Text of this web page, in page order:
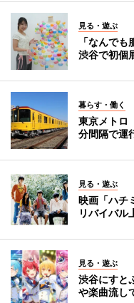
見る・遊ぶ
「なんで
渋谷で初個
暮らす・働く
東京メトロ
分間隔で運
見る・遊ぶ
映画「ハチ
リバイバル
見る・遊ぶ
渋谷にすと
や楽曲流し